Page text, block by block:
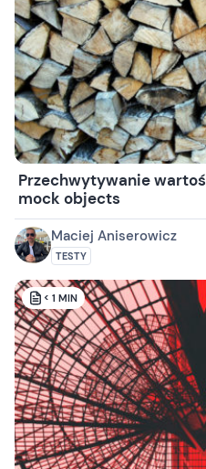
Przechwytywanie
mock objects
Maciej Aniserowicz
TESTY
< 1 MIN